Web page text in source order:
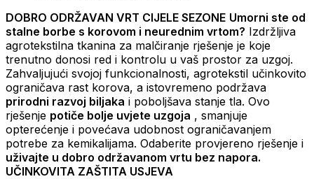
DOBRO ODRŽAVAN VRT CIJELE SEZONE Umorni ste od
stalne borbe s korovom i neurednim vrtom? Izdržljiva
agrotekstilna tkanina za malčiranje rješenje je koje
trenutno donosi red i kontrolu u vaš prostor za uzgoj.
Zahvaljujući svojoj funkcionalnosti, agrotekstil učinkovito
ograničava rast korova, a istovremeno podržava
prirodni razvoj biljaka i poboljšava stanje tla. Ovo
rješenje potiče bolje uvjete uzgoja , smanjuje
opterećenje i povećava udobnost ograničavanjem
potrebe za kemikalijama. Odaberite provjereno rješenje i
uživajte u dobro održavanom vrtu bez napora.
UČINKOVITA ZAŠTITA USJEVA